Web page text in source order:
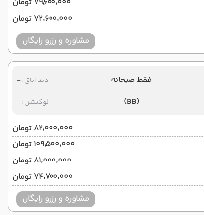
۷۹٬۶۰۰٬۰۰۰ تومان
۷۲٬۶۰۰٬۰۰۰ تومان
مشاوره و رزرو رایگان
فقط صبحانه
(BB)
دید اتاق :-
لوکیشن :-
۸۲٬۰۰۰٬۰۰۰ تومان
۱۰۹٬۵۰۰٬۰۰۰ تومان
۸۱٬۰۰۰٬۰۰۰ تومان
۷۴٬۷۰۰٬۰۰۰ تومان
مشاوره و رزرو رایگان